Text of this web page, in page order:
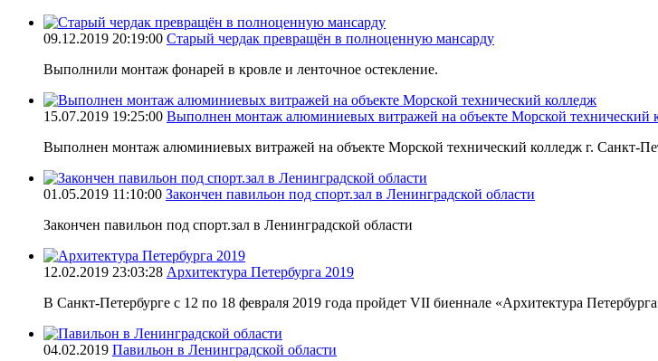
09.12.2019 20:19:00 Старый чердак превращён в полноценную мансарду
Выполнили монтаж фонарей в кровле и ленточное остекление.
15.07.2019 19:25:00 Выполнен монтаж алюминиевых витражей на объекте Морской технический
Выполнен монтаж алюминиевых витражей на объекте Морской технический колледж г. Санкт-
01.05.2019 11:10:00 Закончен павильон под спорт.зал в Ленинградской области
Закончен павильон под спорт.зал в Ленинградской области
12.02.2019 23:03:28 Архитектура Петербурга 2019
В Санкт-Петербурге c 12 по 18 февраля 2019 года пройдет VII биеннале «Архитектура
04.02.2019 Павильон в Ленинградской области